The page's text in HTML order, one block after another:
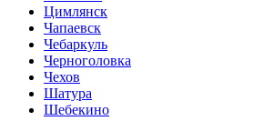
Цимлянск
Чапаевск
Чебаркуль
Черноголовка
Чехов
Шатура
Шебекино